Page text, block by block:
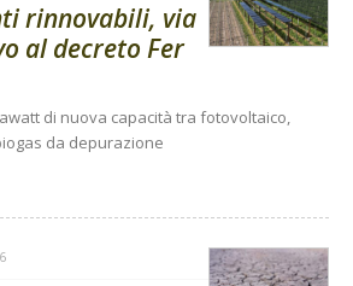
rinnovabili, via
al decreto Fer
di nuova capacità tra fotovoltaico,
da depurazione